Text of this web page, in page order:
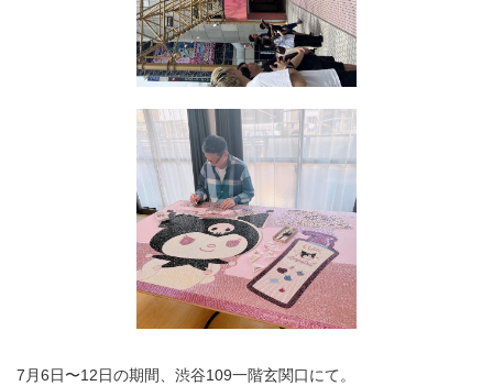
7月6日〜12日の期間、渋谷109一階玄関口にて。